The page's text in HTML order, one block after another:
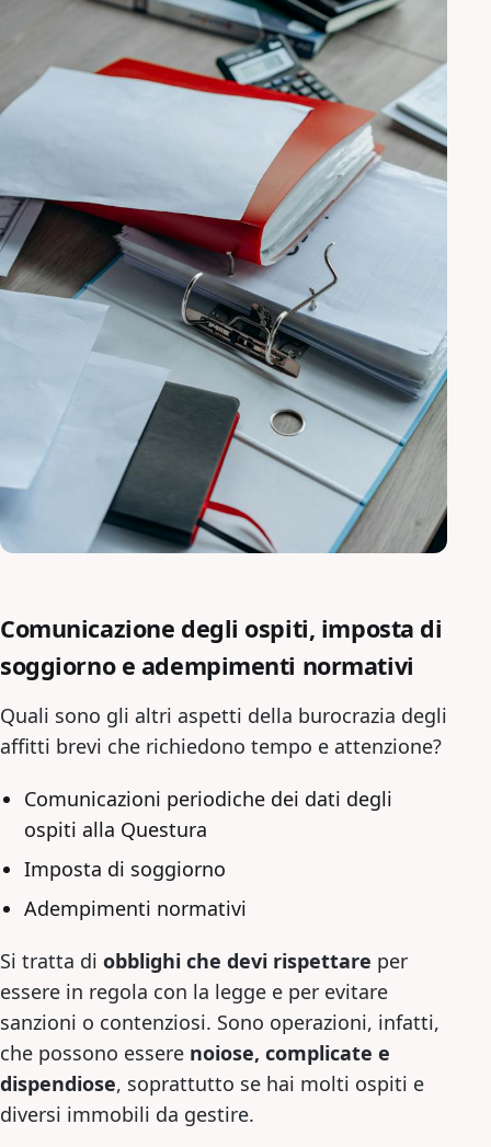
Comunicazione degli ospiti, imposta di
soggiorno e adempimenti normativi
Quali sono gli altri aspetti della burocrazia degli
affitti brevi che richiedono tempo e attenzione?
Comunicazioni periodiche dei dati degli
ospiti alla Questura
Imposta di soggiorno
Adempimenti normativi
Si tratta di obblighi che devi rispettare per
essere in regola con la legge e per evitare
sanzioni o contenziosi. Sono operazioni, infatti,
che possono essere noiose, complicate e
dispendiose, soprattutto se hai molti ospiti e
diversi immobili da gestire.